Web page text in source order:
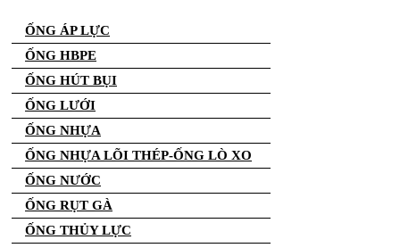
ỐNG ÁP LỰC
ỐNG HBPE
ỐNG HÚT BỤI
ỐNG LƯỚI
ỐNG NHỰA
ỐNG NHỰA LÕI THÉP-ỐNG LÒ XO
ỐNG NƯỚC
ỐNG RỤT GÀ
ỐNG THỦY LỰC